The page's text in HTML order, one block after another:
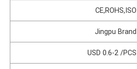
CE,ROHS,ISO
Jingpu Brand
USD 0.6-2 /PCS